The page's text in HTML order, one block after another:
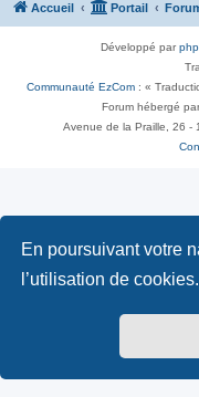
En poursuivant votre
l’utilisation de cookies.
Accueil Portail
Développé par
Communauté EzCom : «
Forum hébergé
Avenue de la Praille, 26 -